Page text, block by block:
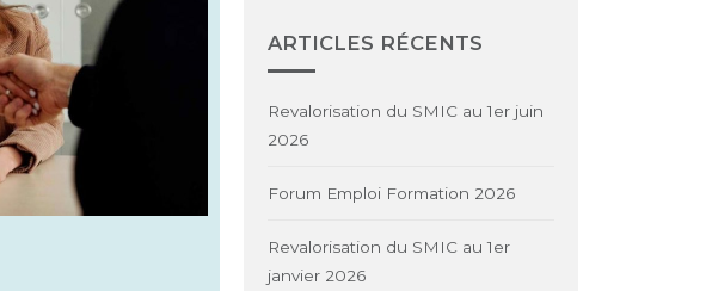
ARTICLES RÉCENTS
Revalorisation du SMIC au 1er juin
2026
Forum Emploi Formation 2026
Revalorisation du SMIC au 1er
janvier 2026